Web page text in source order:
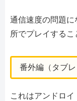
通信速度の問題
所でプレイするこ
番外編（タブレ
これはアンドロ